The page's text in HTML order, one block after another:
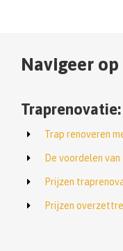
Navigeer
Traprenovatie:
Trap renoveren
De voordelen
Prijzen
Prijzen